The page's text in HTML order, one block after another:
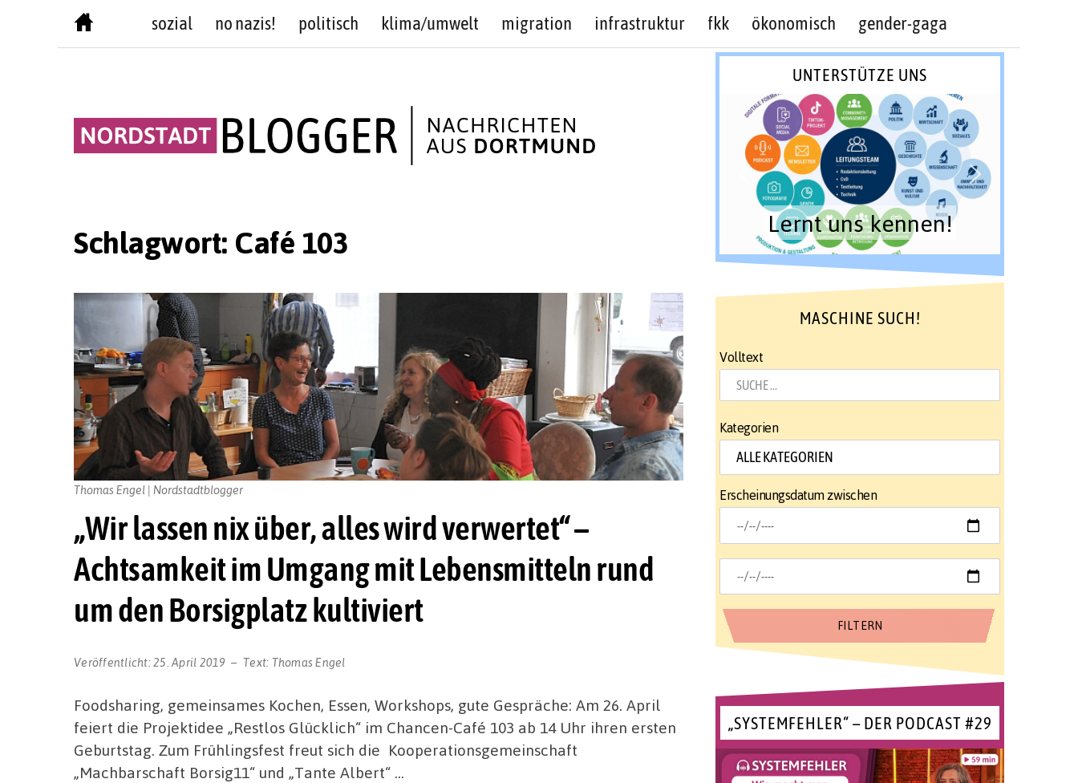
sozial no nazis! politisch klima/umwelt migration infrastruktur fkk ökonomisch gender-gaga
Schlagwort: Café 103
„Wir lassen nix über, alles wird verwertet“ –
Achtsamkeit im Umgang mit Lebensmitteln rund
um den Borsigplatz kultiviert
Veröffentlicht:25. April 2019 Text: Thomas Engel
Thomas Engel | Nordstadtblogger
Foodsharing, gemeinsames Kochen, Essen, Workshops, gute Gespräche: Am 26. April
feiert die Projektidee „Restlos Glücklich“ im Chancen-Café 103 ab 14 Uhr ihren ersten
Geburtstag. Zum Frühlingsfest freut sich die Kooperationsgemeinschaft
„Machbarschaft Borsig11“ und „Tante Albert“ …
UNTERSTÜTZE UNS
Lernt uns kennen!
MASCHINE SUCH!
Volltext
Kategorien
Erscheinungsdatum zwischen
„SYSTEMFEHLER“ – DER PODCAST #29